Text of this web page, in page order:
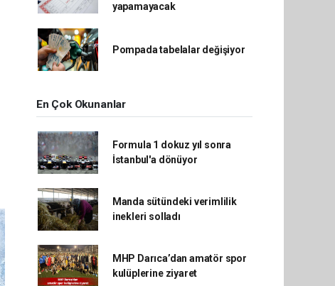
yapamayacak
Pompada tabelalar değişiyor
En Çok Okunanlar
Formula 1 dokuz yıl sonra
İstanbul'a dönüyor
Manda sütündeki verimlilik
inekleri solladı
MHP Darıca’dan amatör spor
kulüplerine ziyaret